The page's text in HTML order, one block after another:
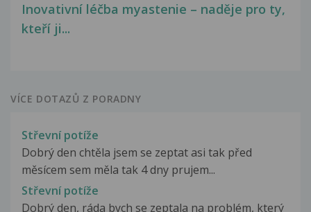
Inovativní léčba myastenie – naděje pro ty,
kteří ji...
VÍCE DOTAZŮ Z PORADNY
Střevní potíže
Dobrý den chtěla jsem se zeptat asi tak před
měsícem sem měla tak 4 dny prujem...
Střevní potíže
Dobrý den, ráda bych se zeptala na problém, který